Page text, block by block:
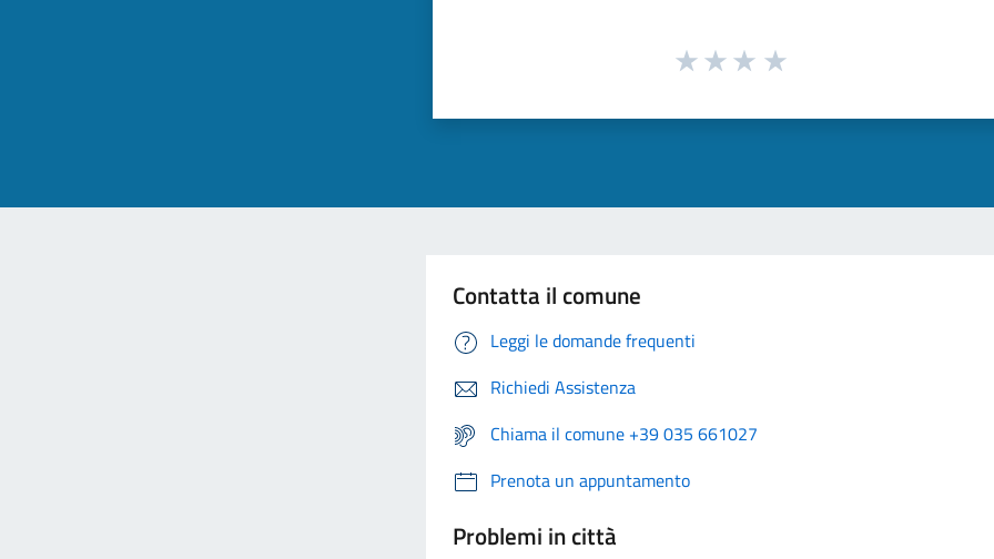
Contatta il comune
Leggi le domande frequenti
Richiedi Assistenza
Chiama il comune +39 035 661027
Prenota un appuntamento
Problemi in città